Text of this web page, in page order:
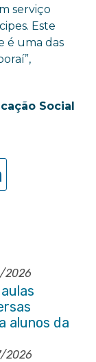
serviço
Este
é uma das
Social
2026
alunos da
2026